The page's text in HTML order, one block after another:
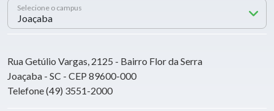
Selecione o campus
Rua Getúlio Vargas, 2125 - Bairro Flor da Serra
Joaçaba - SC - CEP 89600-000
Telefone (49) 3551-2000